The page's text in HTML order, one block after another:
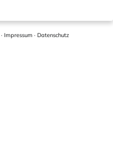
· Impressum · Datenschutz